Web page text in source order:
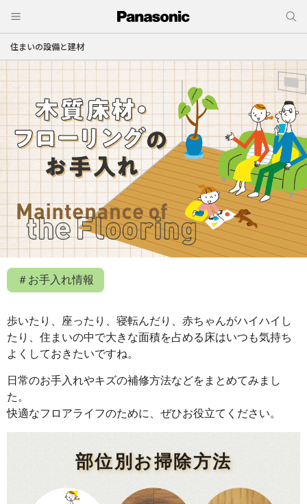
住まいの設備と建材
＃お手入れ情報
歩いたり、座ったり、寝転んだり、赤ちゃんがハイハイし
たり、住まいの中で大きな面積を占める床はいつも気持ち
よくしておきたいですね。
日常のお手入れやキズの補修方法などをまとめてみまし
た。
快適なフロアライフのために、ぜひお役立てください。
部位別お掃除方法